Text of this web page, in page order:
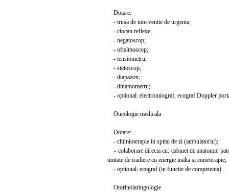
Dotare:
- trusa de interventie de urgenta;
- ciocan reflexe;
- negatoscop;
- oftalmoscop;
- tensiometru;
- stetoscop;
- diapazon;
- dinamometru;
- optional: electromiograf, ecograf Doppler
Oncologie medicala
Dotare:
- chimioterapie in spital de zi (ambulatoriu);
- colaborare directa cu: cabinet de anatomie
unitate de iradiere cu energie inalta si curieterapie;
- optional: ecograf (in functie de competenta).
Otorinolaringologie